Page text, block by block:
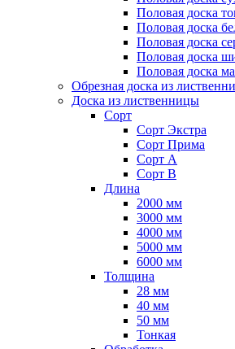
Половая доска
Половая доска
Половая доска
Половая доска
Половая доска
Обрезная доска из
Доска из лиственницы
Сорт
Сорт Экстра
Сорт Прима
Сорт А
Сорт B
Длина
2000 мм
3000 мм
4000 мм
5000 мм
6000 мм
Толщина
28 мм
40 мм
50 мм
Тонкая